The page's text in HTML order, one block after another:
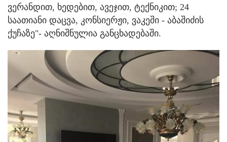
ვერანდით, ხედებით, ავეჯით, ტექნიკით; 24
საათიანი დაცვა, კონსიერჟი, ვაკეში - აბაშიძის
ქუჩაზე"- აღნიშნულია განცხადებაში.